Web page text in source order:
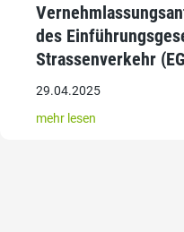
des
Strassenverkehr
29.04.2025
mehr lesen